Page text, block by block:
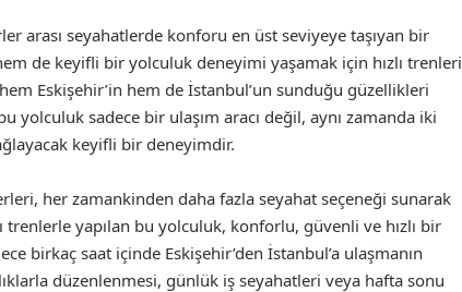
arası seyahatlerde konforu en üst seviyeye taşıyan bir
de keyifli bir yolculuk deneyimi yaşamak için hızlı trenleri
Eskişehir’in hem de İstanbul’un sunduğu güzellikleri
yolculuk sadece bir ulaşım aracı değil, aynı zamanda iki
keyifli bir deneyimdir.
her zamankinden daha fazla seyahat seçeneği sunarak
trenlerle yapılan bu yolculuk, konforlu, güvenli ve hızlı bir
birkaç saat içinde Eskişehir’den İstanbul’a ulaşmanın
düzenlenmesi, günlük iş seyahatleri veya hafta sonu